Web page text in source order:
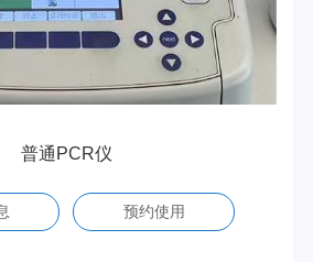
普通PCR仪
预约使用